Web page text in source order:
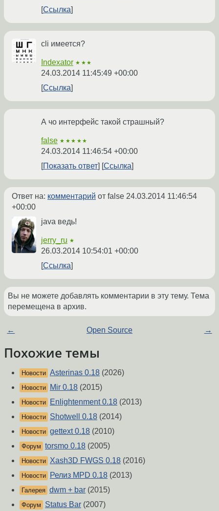
Ссылка
cli имеется?
Indexator ★★★
24.03.2014 11:45:49 +00:00
Ссылка
А чо интерфейс такой страшный?
false ★★★★★
24.03.2014 11:46:54 +00:00
Показать ответ
Ссылка
Ответ на: комментарий от false 24.03.2014 11:46:54
+00:00
java ведь!
jerry_ru ★
26.03.2014 10:54:01 +00:00
Ссылка
Вы не можете добавлять комментарии в эту тему. Тема
перемещена в архив.
← Open Source →
Похожие темы
Новости Asterinas 0.18 (2026)
Новости Mir 0.18 (2015)
Новости Enlightenment 0.18 (2013)
Новости Shotwell 0.18 (2014)
Новости gettext 0.18 (2010)
Форум torsmo 0.18 (2005)
Новости Xash3D FWGS 0.18 (2016)
Новости Релиз MPD 0.18 (2013)
Галерея dwm + bar (2015)
Форум Status Bar (2007)